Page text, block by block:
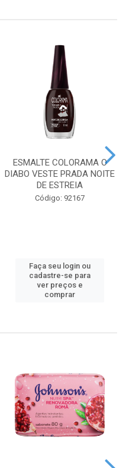
ESMALTE COLORAMA O
DIABO VESTE PRADA NOITE
DE ESTREIA
Código: 92167
Faça seu login ou
cadastre-se para
ver preços e
comprar